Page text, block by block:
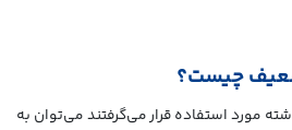
چیست؟
مورد استفاده قرار می‌گرفتند می‌توان به